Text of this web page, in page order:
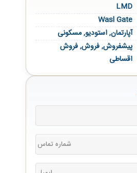
LMD
Wasl Gate
آپارتمان,استودیو,مسکونی
پیشفروش,فروش,فروش
اقساطی